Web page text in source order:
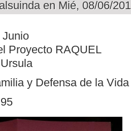
en Mié, 08/06/
Junio
Proyecto RAQUEL
y Defensa de la Vida